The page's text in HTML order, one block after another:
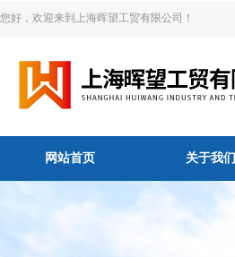
您好，欢迎来到上海晖望工贸有限公司！
网站首页 关于我们